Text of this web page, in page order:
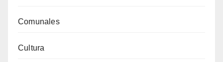
Comunales
Cultura